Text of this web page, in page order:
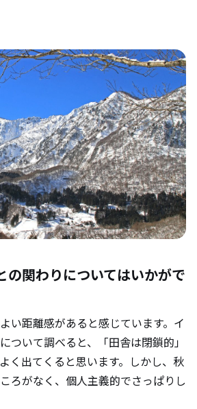
の関わりについてはいかがで
い距離感があると感じています。イ
ついて調べると、「田舎は閉鎖的」
く出てくると思います。しかし、秋
ろがなく、個人主義的でさっぱりし